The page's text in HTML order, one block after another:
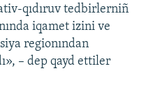
qıdıruv tedbirlerniñ
iqamet izini ve
regionından
– dep qayd ettiler